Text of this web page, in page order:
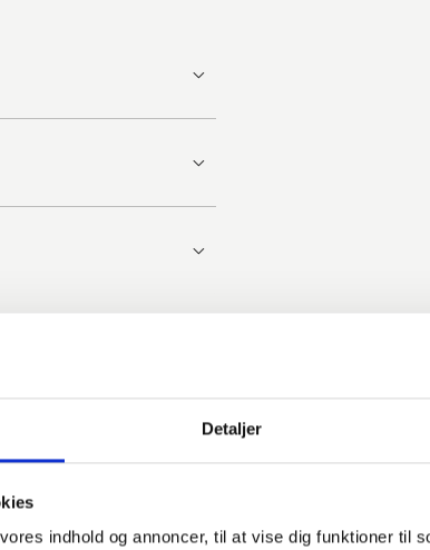
Detaljer
indhold og annoncer, til at vise dig funktioner til